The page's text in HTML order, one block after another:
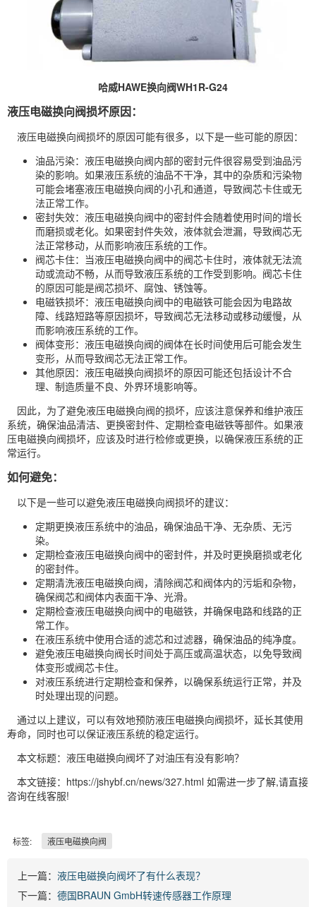
哈威HAWE换向阀WH1R-G24
液压电磁换向阀损坏原因：
液压电磁换向阀损坏的原因可能有很多，以下是一些可能的原因：
油品污染：液压电磁换向阀内部的密封元件很容易受到油品污
染的影响。如果液压系统的油品不干净，其中的杂质和污染物
可能会堵塞液压电磁换向阀的小孔和通道，导致阀芯卡住或无
法正常工作。
密封失效：液压电磁换向阀中的密封件会随着使用时间的增长
而磨损或老化。如果密封件失效，液体就会泄漏，导致阀芯无
法正常移动，从而影响液压系统的工作。
阀芯卡住：当液压电磁换向阀中的阀芯卡住时，液体就无法流
动或流动不畅，从而导致液压系统的工作受到影响。阀芯卡住
的原因可能是阀芯损坏、腐蚀、锈蚀等。
电磁铁损坏：液压电磁换向阀中的电磁铁可能会因为电路故
障、线路短路等原因损坏，导致阀芯无法移动或移动缓慢，从
而影响液压系统的工作。
阀体变形：液压电磁换向阀的阀体在长时间使用后可能会发生
变形，从而导致阀芯无法正常工作。
其他原因：液压电磁换向阀损坏的原因可能还包括设计不合
理、制造质量不良、外界环境影响等。
因此，为了避免液压电磁换向阀的损坏，应该注意保养和维护液压
系统，确保油品清洁、更换密封件、定期检查电磁铁等部件。如果液
压电磁换向阀损坏，应该及时进行检修或更换，以确保液压系统的正
常运行。
如何避免：
以下是一些可以避免液压电磁换向阀损坏的建议：
定期更换液压系统中的油品，确保油品干净、无杂质、无污
染。
定期检查液压电磁换向阀中的密封件，并及时更换磨损或老化
的密封件。
定期清洗液压电磁换向阀，清除阀芯和阀体内的污垢和杂物，
确保阀芯和阀体内表面干净、光滑。
定期检查液压电磁换向阀中的电磁铁，并确保电路和线路的正
常工作。
在液压系统中使用合适的滤芯和过滤器，确保油品的纯净度。
避免液压电磁换向阀长时间处于高压或高温状态，以免导致阀
体变形或阀芯卡住。
对液压系统进行定期检查和保养，以确保系统运行正常，并及
时处理出现的问题。
通过以上建议，可以有效地预防液压电磁换向阀损坏，延长其使用
寿命，同时也可以保证液压系统的稳定运行。
本文标题：液压电磁换向阀坏了对油压有没有影响？
本文链接：https://jshybf.cn/news/327.html 如需进一步了解,请直接
咨询在线客服!
标签: 液压电磁换向阀
上一篇： 液压电磁换向阀坏了有什么表现？
下一篇： 德国BRAUN GmbH转速传感器工作原理